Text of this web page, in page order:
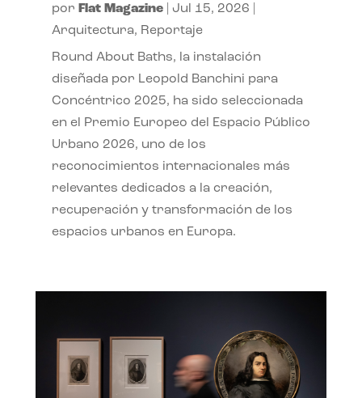
por Flat Magazine| Jul 15, 2026
Arquitectura, Reportaje
Round About Baths, la instalación
diseñada por Leopold Banchini para
Concéntrico 2025, ha sido seleccionada
en el Premio Europeo del Espacio Público
Urbano 2026, uno de los
reconocimientos internacionales más
relevantes dedicados a la creación,
recuperación y transformación de los
espacios urbanos en Europa.